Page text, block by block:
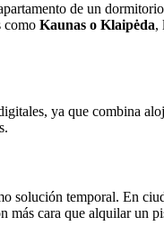
de un
como Kaunas o Klaipėda,
ya que combina
temporal. En
más cara que alquilar un